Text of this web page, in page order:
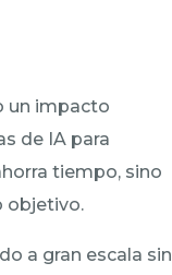
un impacto
de IA para
tiempo, sino
objetivo.
a gran escala sin